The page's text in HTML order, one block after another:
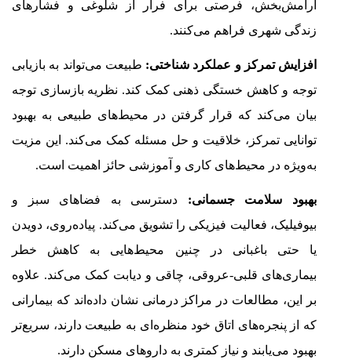
آرامش‌بخش، فرصتی برای فرار از شلوغی و فشارهای
زندگی شهری فراهم می‌کنند.
افزایش تمرکز و عملکرد شناختی: طبیعت می‌تواند به بازیابی
توجه و کاهش خستگی ذهنی کمک کند. نظریه بازسازی توجه
بیان می‌کند که قرار گرفتن در محیط‌های طبیعی به بهبود
توانایی تمرکز، خلاقیت و حل مسئله کمک می‌کند. این مزیت
به‌ویژه در محیط‌های کاری و آموزشی حائز اهمیت است.
بهبود سلامت جسمانی: دسترسی به فضاهای سبز و
بیوفیلیک، فعالیت فیزیکی را تشویق می‌کند. پیاده‌روی، دویدن
یا حتی باغبانی در چنین محیط‌هایی به کاهش خطر
بیماری‌های قلبی-عروقی، چاقی و دیابت کمک می‌کند. علاوه
بر این، مطالعات در مراکز درمانی نشان داده‌اند که بیمارانی
که از پنجره‌های اتاق خود منظره‌ای به طبیعت دارند، سریع‌تر
بهبود می‌یابند و نیاز کمتری به داروهای مسکن دارند.